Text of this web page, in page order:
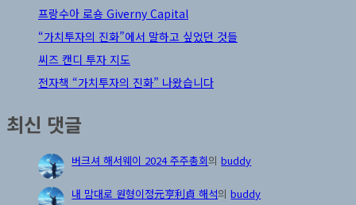
프랑수아 로숑 Giverny Capital
“가치투자의 진화”에서 말하고 싶었던 것들
씨즈 캔디 투자 지도
전자책 “가치투자의 진화” 나왔습니다
최신 댓글
버크셔 해서웨이 2024 주주총회의buddy
내 맘대로 원형이정元亨利貞 해석의buddy